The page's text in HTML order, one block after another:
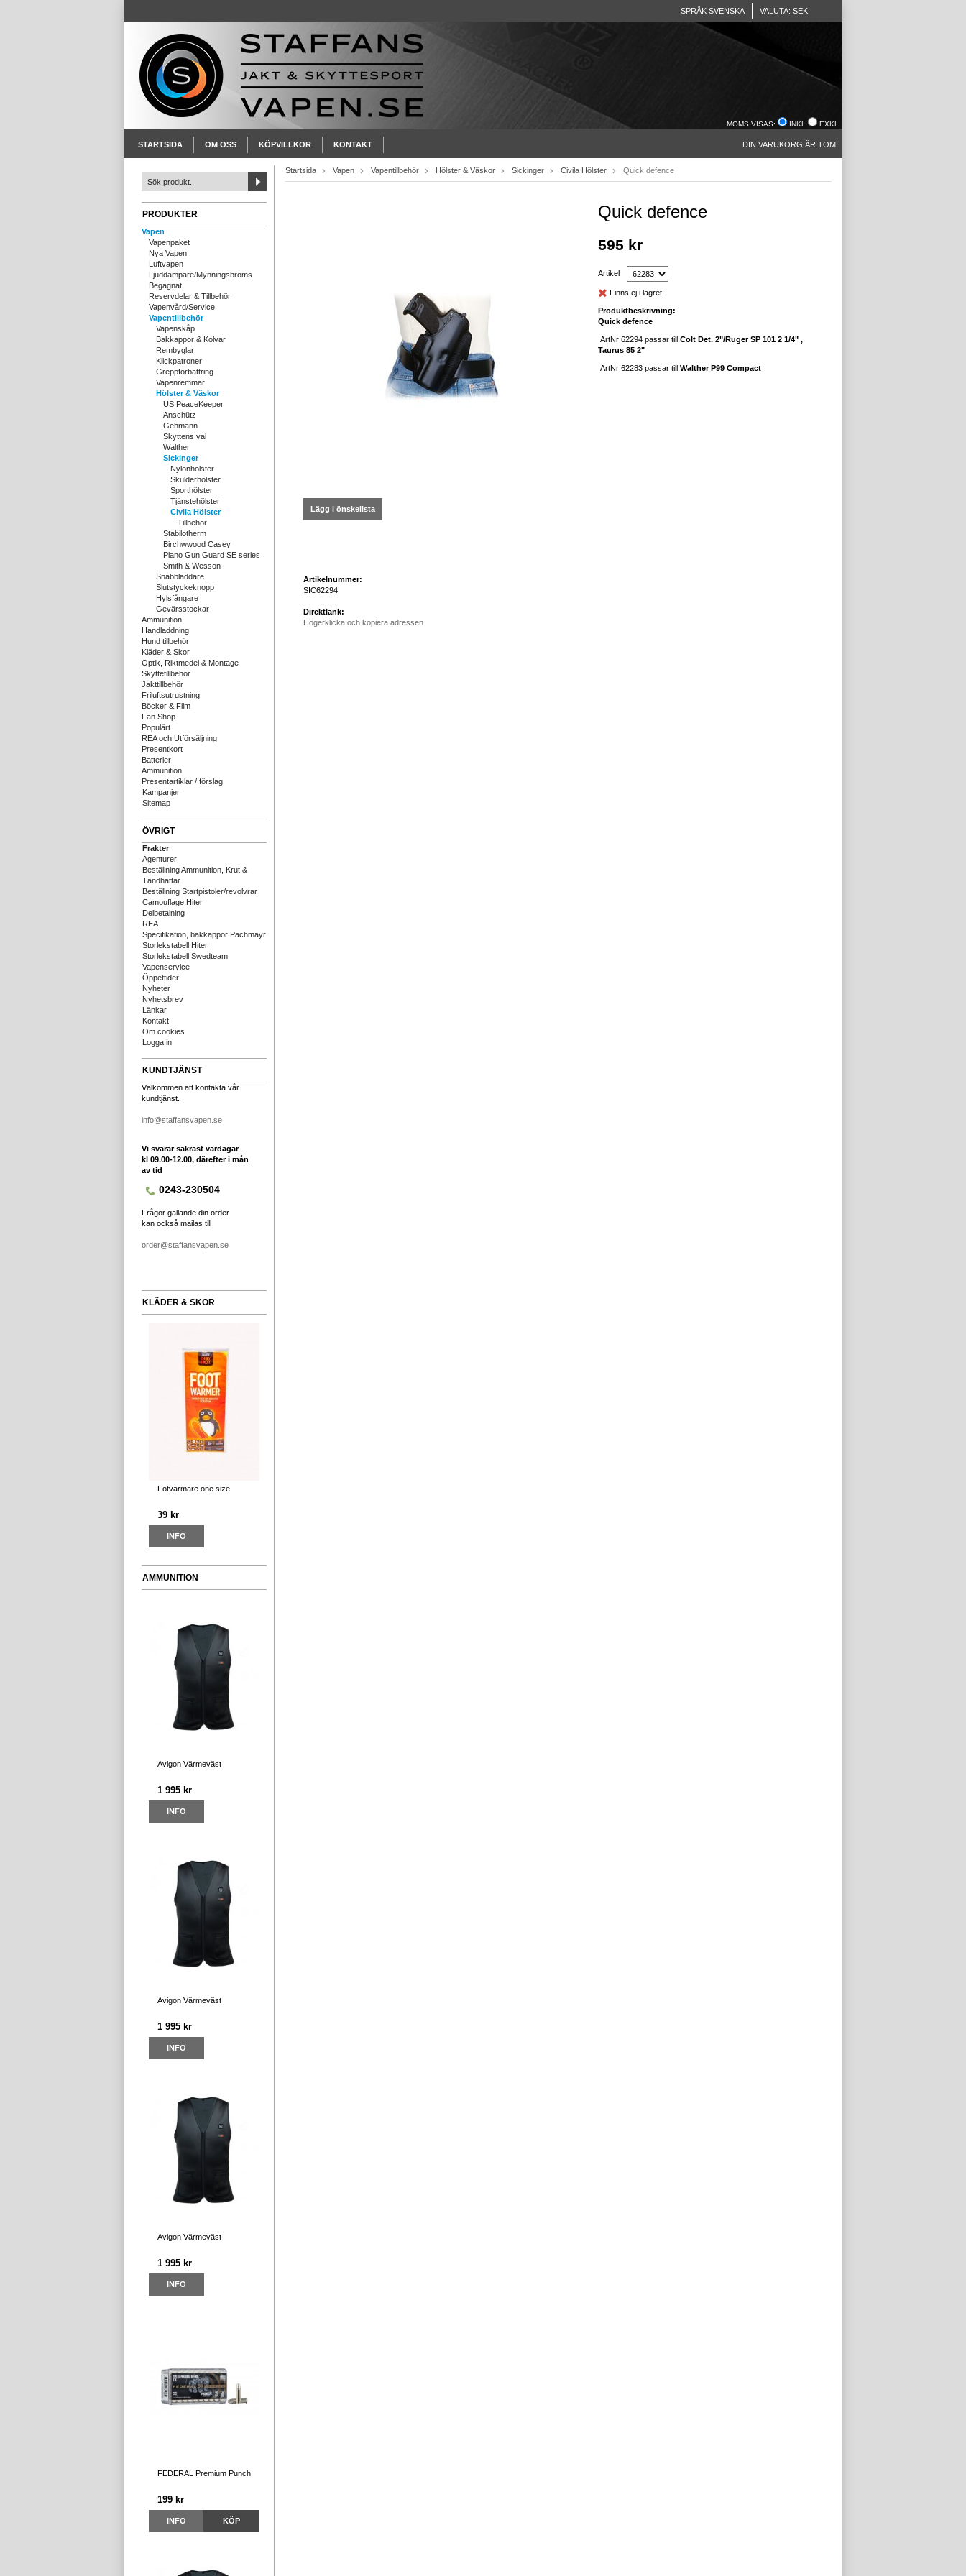
SPRÅK SVENSKA VALUTA: SEK
MOMS VISAS: INKL EXKL
STARTSIDA OM OSS KÖPVILLKOR KONTAKT DIN VARUKORG ÄR TOM!
PRODUKTER
Vapen
Vapenpaket
Nya Vapen
Luftvapen
Ljuddämpare/Mynningsbroms
Begagnat
Reservdelar & Tillbehör
Vapenvård/Service
Vapentillbehör
Vapenskåp
Bakkappor & Kolvar
Rembyglar
Klickpatroner
Greppförbättring
Vapenremmar
Hölster & Väskor
US PeaceKeeper
Anschütz
Gehmann
Skyttens val
Walther
Sickinger
Nylonhölster
Skulderhölster
Sporthölster
Tjänstehölster
Civila Hölster
Tillbehör
Stabilotherm
Birchwwood Casey
Plano Gun Guard SE series
Smith & Wesson
Snabbladdare
Slutstyckeknopp
Hylsfångare
Gevärsstockar
Ammunition
Handladdning
Hund tillbehör
Kläder & Skor
Optik, Riktmedel & Montage
Skyttetillbehör
Jakttillbehör
Friluftsutrustning
Böcker & Film
Fan Shop
Populärt
REA och Utförsäljning
Presentkort
Batterier
Ammunition
Presentartiklar / förslag
Kampanjer
Sitemap
ÖVRIGT
Frakter
Agenturer
Beställning Ammunition, Krut &
Tändhattar
Beställning Startpistoler/revolvrar
Camouflage Hiter
Delbetalning
REA
Specifikation, bakkappor Pachmayr
Storlekstabell Hiter
Storlekstabell Swedteam
Vapenservice
Öppettider
Nyheter
Nyhetsbrev
Länkar
Kontakt
Om cookies
Logga in
KUNDTJÄNST
Välkommen att kontakta vår
kundtjänst.
info@staffansvapen.se
Vi svarar säkrast vardagar
kl 09.00-12.00, därefter i mån
av tid
0243-230504
Frågor gällande din order
kan också mailas till
order@staffansvapen.se
KLÄDER & SKOR
Fotvärmare one size
39 kr
INFO
AMMUNITION
Avigon Värmeväst
1 995 kr
INFO
Avigon Värmeväst
1 995 kr
INFO
Avigon Värmeväst
1 995 kr
INFO
FEDERAL Premium Punch
199 kr
INFO KÖP
Startsida Vapen Vapentillbehör Hölster & Väskor Sickinger Civila Hölster Quick defence
Lägg i önskelista
Artikelnummer:
SIC62294
Direktlänk:
Högerklicka och kopiera adressen
Quick defence
595 kr
Artikel
Finns ej i lagret
Produktbeskrivning:
Quick defence
ArtNr 62294 passar till Colt Det. 2"/Ruger SP 101 2 1/4" ,
Taurus 85 2"
ArtNr 62283 passar till Walther P99 Compact